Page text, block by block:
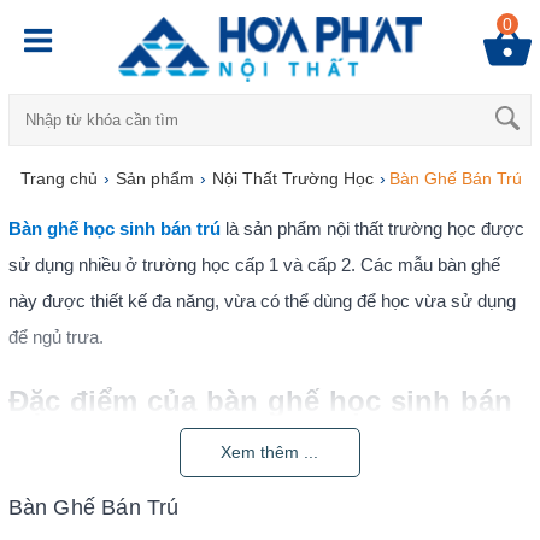
0
Trang chủ › Sản phẩm › Nội Thất Trường Học › Bàn Ghế Bán Trú
Bàn ghế học sinh bán trúlà sản phẩm nội thất trường học được
sử dụng nhiều ở trường học cấp 1 và cấp 2. Các mẫu bàn ghế
này được thiết kế đa năng, vừa có thể dùng để học vừa sử dụng
để ngủ trưa.
Đặc điểm của bàn ghế học sinh bán
Học bán trú là hình thức tổ chức học tập dành cho trẻ em, học
Xem thêm ...
Bàn Ghế Bán Trú